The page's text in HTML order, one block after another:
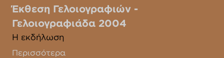
Έκθεση Γελοιογραφιών -
Γελοιογραφιάδα 2004
Η εκδήλωση
Περισσότερα